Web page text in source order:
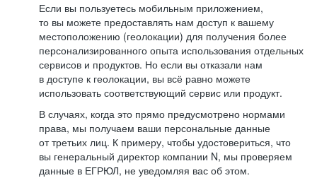
Если вы пользуетесь мобильным приложением,
то вы можете предоставлять нам доступ к вашему
местоположению (геолокации) для получения более
персонализированного опыта использования отдельных
сервисов и продуктов. Но если вы отказали нам
в доступе к геолокации, вы всё равно можете
использовать соответствующий сервис или продукт.
В случаях, когда это прямо предусмотрено нормами
права, мы получаем ваши персональные данные
от третьих лиц. К примеру, чтобы удостовериться, что
вы генеральный директор компании N, мы проверяем
данные в ЕГРЮЛ, не уведомляя вас об этом.